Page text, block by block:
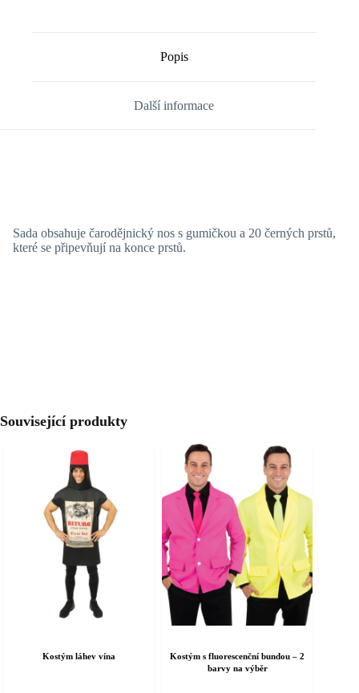
Popis
Další informace
Sada obsahuje čarodějnický nos s gumičkou a 20 černých prstů,
které se připevňují na konce prstů.
Související produkty
Kostým láhev vína
Kostým s fluorescenční bundou – 2
barvy na výběr